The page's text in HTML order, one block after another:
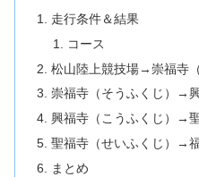
走行条件＆結果
コース
松山陸上競技場→崇福寺
崇福寺（そうふくじ）→
興福寺（こうふくじ）→
聖福寺（せいふくじ）→
まとめ